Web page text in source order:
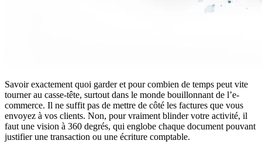
Savoir exactement quoi garder et pour combien de temps peut vite
tourner au casse-tête, surtout dans le monde bouillonnant de l’e-
commerce. Il ne suffit pas de mettre de côté les factures que vous
envoyez à vos clients. Non, pour vraiment blinder votre activité, il
faut une vision à 360 degrés, qui englobe chaque document pouvant
justifier une transaction ou une écriture comptable.